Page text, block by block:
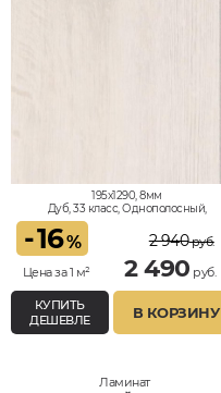
195x1290, 8мм
Дуб, 33 класс, Однополосный,
-16%
Цена за 1 м²
2 940руб.
2 490 руб.
КУПИТЬ
ДЕШЕВЛЕ
В КОРЗИНУ
Ламинат